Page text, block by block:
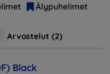
Älypuhelimet
Arvostelut (2)
Black